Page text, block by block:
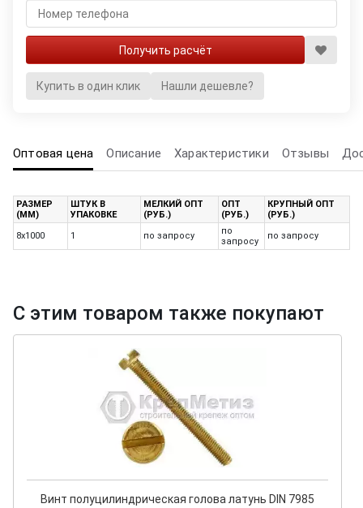
Купить в один клик Нашли дешевле?
Оптовая цена Описание Характеристики Отзывы
РАЗМЕР
(ММ)
ШТУК В
УПАКОВКЕ
МЕЛКИЙ ОПТ
(РУБ.)
ОПТ
(РУБ.)
КРУПНЫЙ ОПТ
(РУБ.)
8х1000
1 по запросу
по
запросу
по запросу
С этим товаром также покупают
Винт полуцилиндрическая голова латунь DIN 7985